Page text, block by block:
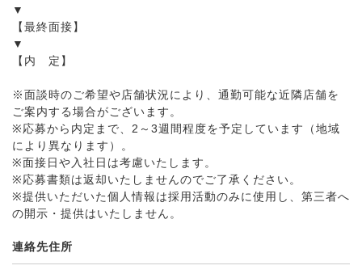
▼
【最終面接】
▼
【内 定】
※面談時のご希望や店舗状況により、通勤可能な近隣店舗を
ご案内する場合がございます。
※応募から内定まで、2～3週間程度を予定しています（地域
により異なります）。
※面接日や入社日は考慮いたします。
※応募書類は返却いたしませんのでご了承ください。
※提供いただいた個人情報は採用活動のみに使用し、第三者へ
の開示・提供はいたしません。
連絡先住所